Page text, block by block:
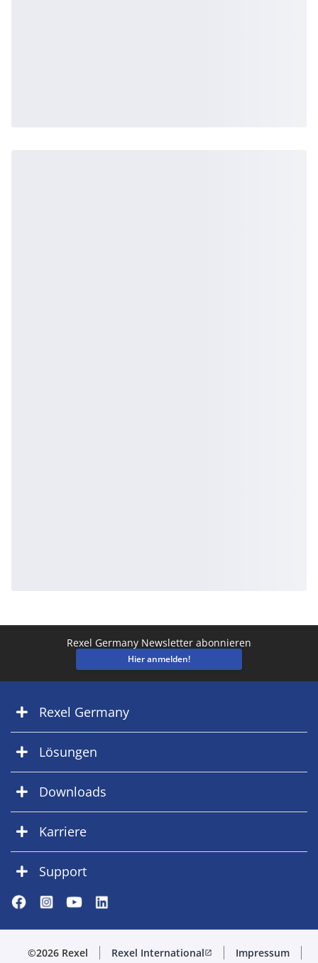
Rexel Germany Newsletter abonnieren
Hier anmelden!
Rexel Germany
Lösungen
Downloads
Karriere
Support
©2026 Rexel Rexel Internationalopen_in_new Impressum